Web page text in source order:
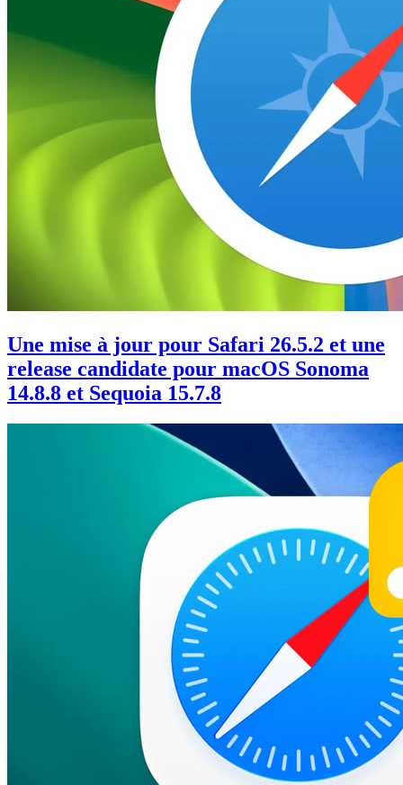
Une mise à jour pour Safari 26.5.2 et une
release candidate pour macOS Sonoma
14.8.8 et Sequoia 15.7.8